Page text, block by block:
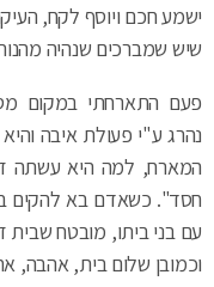
ישמע חכם ויוסף לקח,
שיש שמברכים שנהיה
פעם התארחתי במקום
נהרג ע"י פעולת איבה
המארח, למה היא עשתה
חסד". כשאדם בא להקים
עם בני ביתו, מובטח שבית
וכמובן שלום בית, אהבה,